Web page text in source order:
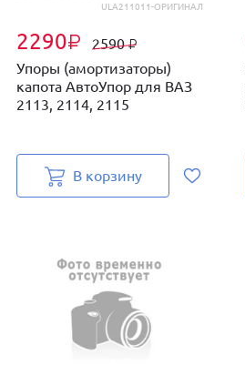
ULA211011-ОРИГИНАЛ
2290₽ 2590₽
Упоры (амортизаторы)
капота АвтоУпор для ВАЗ
2113, 2114, 2115
В корзину